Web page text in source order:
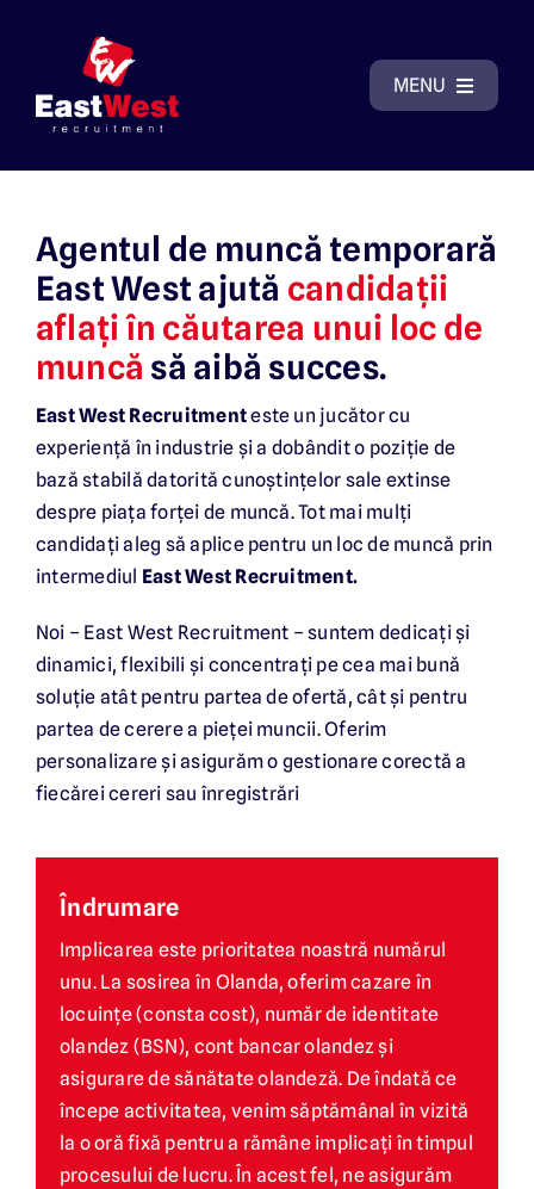
MENU
Despre East West Recruitment
De ce să ne alegeți?
Galerie cazări
Contact
Agentul de muncă temporară
East West ajută candidații
aflați în căutarea unui loc de
muncă să aibă succes.
East West Recruitmenteste un jucător cu
experiență în industrie și a dobândit o poziție de
bază stabilă datorită cunoștințelor sale extinse
despre piața forței de muncă. Tot mai mulți
candidați aleg să aplice pentru un loc de muncă prin
intermediul East West Recruitment.
Noi – East West Recruitment – suntem dedicați și
dinamici, flexibili și concentrați pe cea mai bună
soluție atât pentru partea de ofertă, cât și pentru
partea de cerere a pieței muncii. Oferim
personalizare și asigurăm o gestionare corectă a
fiecărei cereri sau înregistrări
Îndrumare
Implicarea este prioritatea noastră numărul
unu. La sosirea în Olanda, oferim cazare în
locuințe (consta cost), număr de identitate
olandez (BSN), cont bancar olandez și
asigurare de sănătate olandeză. De îndată ce
începe activitatea, venim săptămânal în vizită
la o oră fixă pentru a rămâne implicați în timpul
procesului de lucru. În acest fel, ne asigurăm